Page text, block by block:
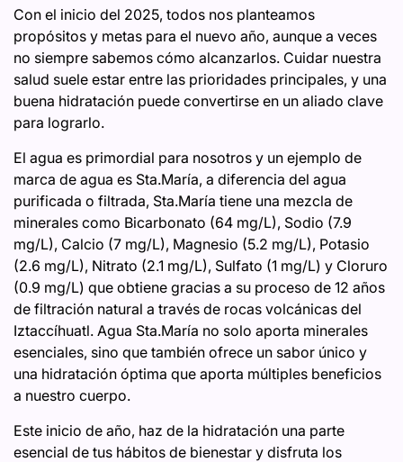
Con el inicio del 2025, todos nos planteamos
propósitos y metas para el nuevo año, aunque a veces
no siempre sabemos cómo alcanzarlos. Cuidar nuestra
salud suele estar entre las prioridades principales, y una
buena hidratación puede convertirse en un aliado clave
para lograrlo.
El agua es primordial para nosotros y un ejemplo de
marca de agua es Sta.María, a diferencia del agua
purificada o filtrada, Sta.María tiene una mezcla de
minerales como Bicarbonato (64 mg/L), Sodio (7.9
mg/L), Calcio (7 mg/L), Magnesio (5.2 mg/L), Potasio
(2.6 mg/L), Nitrato (2.1 mg/L), Sulfato (1 mg/L) y Cloruro
(0.9 mg/L) que obtiene gracias a su proceso de 12 años
de filtración natural a través de rocas volcánicas del
Iztaccíhuatl. Agua Sta.María no solo aporta minerales
esenciales, sino que también ofrece un sabor único y
una hidratación óptima que aporta múltiples beneficios
a nuestro cuerpo.
Este inicio de año, haz de la hidratación una parte
esencial de tus hábitos de bienestar y disfruta los